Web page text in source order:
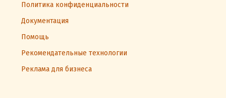
Политика конфиденциальности
Документация
Помощь
Рекомендательные технологии
Реклама для бизнеса